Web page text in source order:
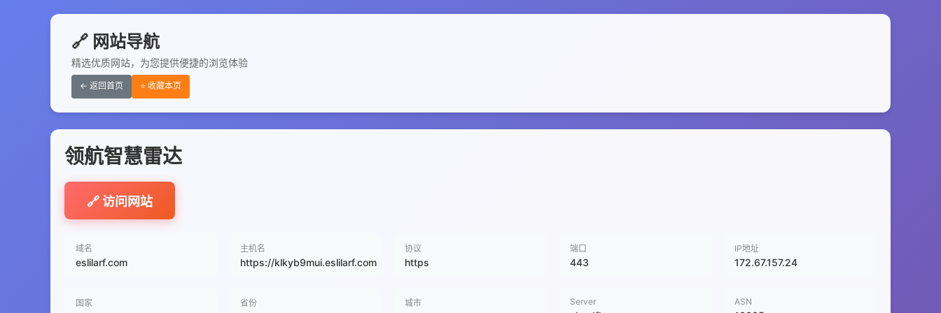
🔗 网站导航
精选优质网站，为您提供便捷的浏览体验
← 返回首页 ⭐ 收藏本页
领航智慧雷达
🔗 访问网站
域名
eslilarf.com
主机名
https://klkyb9mui.eslilarf.com
协议
https
端口
443
IP地址
172.67.157.24
国家 省份 城市 Server ASN